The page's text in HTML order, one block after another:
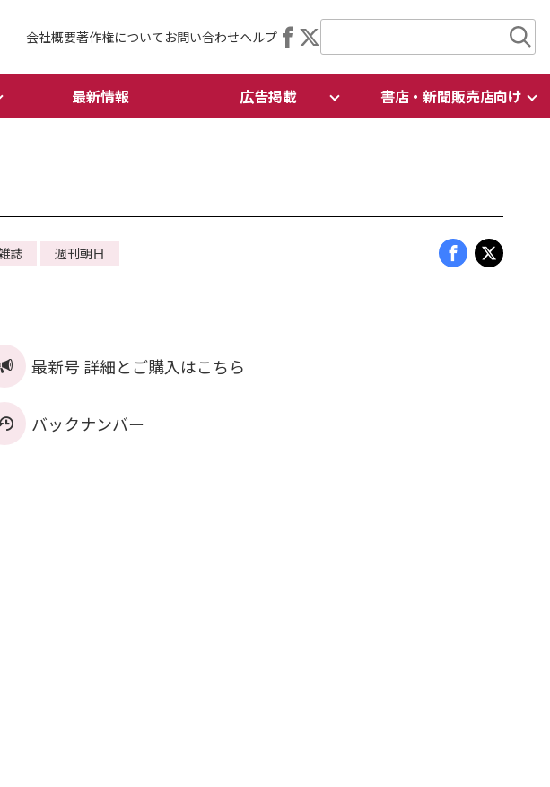
会社概要著作権について お問い合わせヘルプ
最新情報 広告掲載 書店・新聞販売店向け
誌 週刊朝日
最新号 詳細とご購入はこちら
バックナンバー